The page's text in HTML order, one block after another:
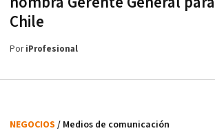
Chile
PoriProfesional
NEGOCIOS / Medios de comunicación